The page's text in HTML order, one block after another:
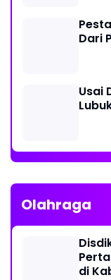
Dari
Usai
Olahraga
di